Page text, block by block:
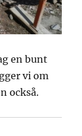
en bunt
vi om
också.